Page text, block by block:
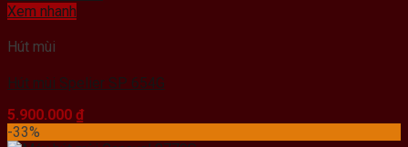
Xem nhanh
Hút mùi
Hút mùi Spelier SP 654G
5.900.000 ₫
-33%